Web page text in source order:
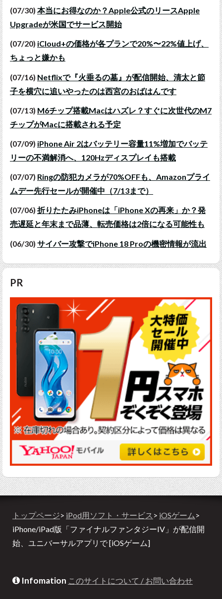
(07/30) 本当にお得なのか？Apple公式のリースApple
Upgradeが米国でサービス開始
(07/20) iCloud+の価格が各プランで20%〜22%値上げ、
ちょっと嫌かも
(07/16) Netflixで『火垂るの墓』が配信開始、清太と節
子を横穴に追いやったのは西宮のおばはんです
(07/13) M6チップ搭載Macはハズレ？すぐに次世代のM7
チップがMacに搭載される予定
(07/09) iPhone Air 2はバッテリー容量11%増加でバッテ
リーの不満解消へ、120Hzディスプレイも搭載
(07/07) Ringの防犯カメラが70%OFFも、Amazonプライ
ムデー先行セールが開催中（7/13まで）
(07/06) 折りたたみiPhoneは「iPhone Xの再来」か？発
売遅延と年末まで品薄、転売価格は2倍になる可能性も
(06/30) サイバー攻撃でiPhone 18 Proの機密情報が流出
PR
トップページ> iPod用ソフト・サービス > iOSゲーム >
iPhone/iPad版「ファイナルファンタジーIV」が配信開
始、ユニバーサルアプリで [iOSゲーム]
Infomation このサイトについて / お問い合わせ